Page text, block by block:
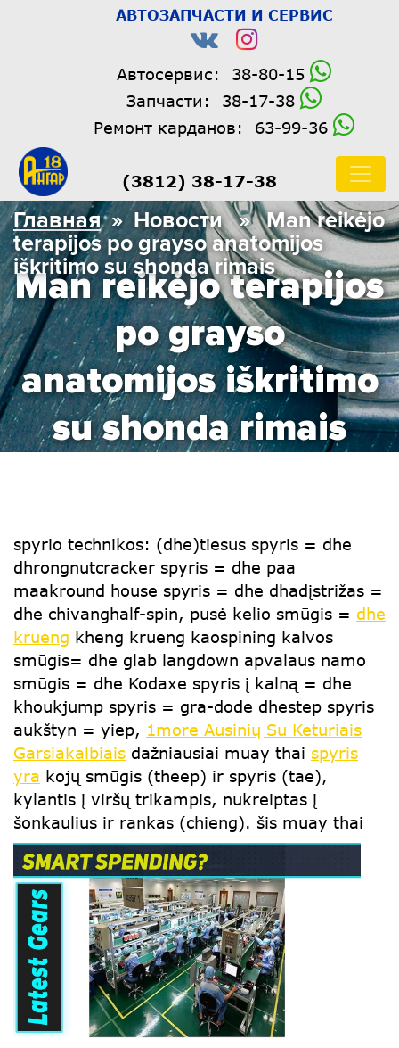
АВТОЗАПЧАСТИ И СЕРВИС
Автосервис:
38-80-15
Запчасти:
38-17-38
Ремонт карданов:
63-99-36
(3812) 38-17-38
Man reikėjo terapijos
po grayso
anatomijos iškritimo
su shonda rimais
Главная» Новости » Man reikėjo
terapijos po grayso anatomijos
iškritimo su shonda rimais
spyrio technikos: (dhe)tiesus spyris = dhe
dhrongnutcracker spyris = dhe paa
maakround house spyris = dhe dhadįstrižas =
dhe chivanghalf-spin, pusė kelio smūgis = dhe
krueng kheng krueng kaospining kalvos
smūgis= dhe glab langdown apvalaus namo
smūgis = dhe Kodaxe spyris į kalną = dhe
khoukjump spyris = gra-dode dhestep spyris
aukštyn = yiep, 1more Ausinių Su Keturiais
Garsiakalbiais dažniausiai muay thai spyris
yra kojų smūgis (theep) ir spyris (tae),
kylantis į viršų trikampis, nukreiptas į
šonkaulius ir rankas (chieng). šis muay thai